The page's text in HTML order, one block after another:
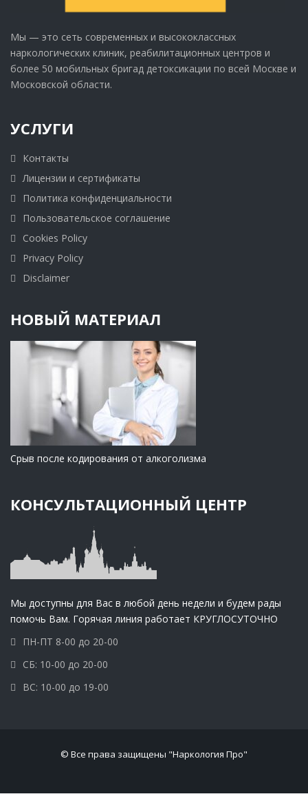
Мы — это сеть современных и высококлассных
наркологических клиник, реабилитационных центров и
более 50 мобильных бригад детоксикации по всей Москве и
Московской области.
УСЛУГИ
Контакты
Лицензии и сертификаты
Политика конфиденциальности
Пользовательское соглашение
Cookies Policy
Privacy Policy
Disclaimer
НОВЫЙ МАТЕРИАЛ
Срыв после кодирования от алкоголизма
КОНСУЛЬТАЦИОННЫЙ ЦЕНТР
Мы доступны для Вас в любой день недели и будем рады
помочь Вам. Горячая линия работает КРУГЛОСУТОЧНО
ПН-ПТ 8-00 до 20-00
СБ: 10-00 до 20-00
ВС: 10-00 до 19-00
© Все права защищены "Наркология Про"